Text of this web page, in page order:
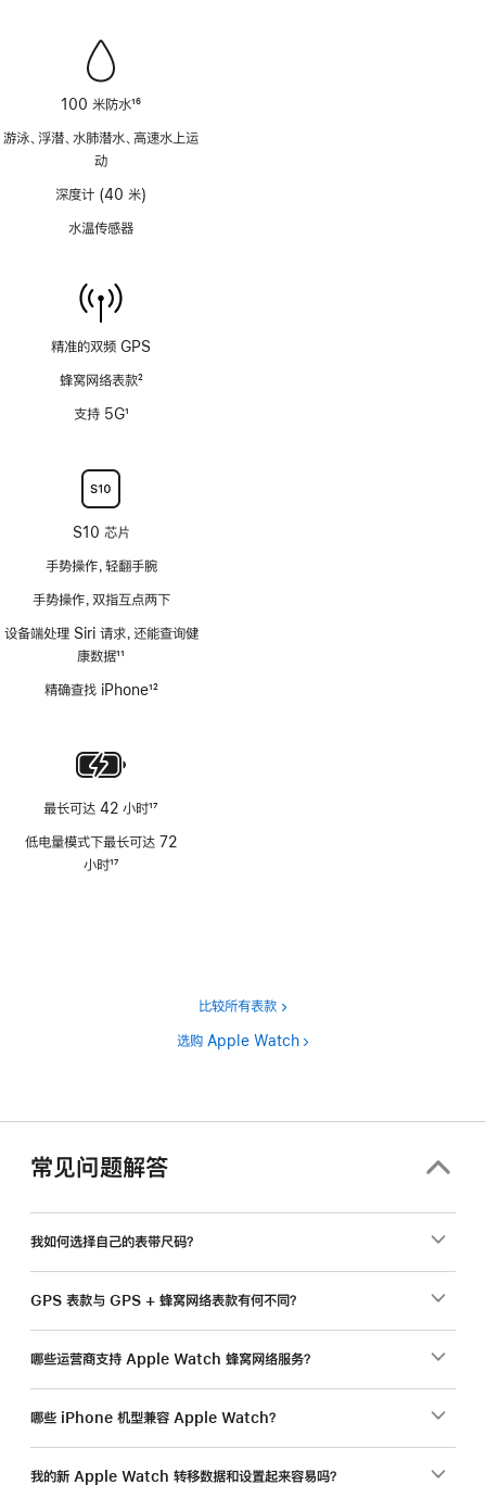
100 米防水16
游泳、浮潜、水肺潜水、高速水上运
动
深度计 (40 米)
水温传感器
精准的双频 GPS
蜂窝网络表款2
支持 5G1
S10 芯片
手势操作，轻翻手腕
手势操作，双指互点两下
设备端处理 Siri 请求，还能查询健
康数据11
精确查找 iPhone12
最长可达 42 小时17
低电量模式下最长可达 72
小时17
比较所有表款
选购 Apple Watch
常见问题解答
我如何选择自己的表带尺码？
GPS 表款与 GPS + 蜂窝网络表款有何不同？
哪些运营商支持 Apple Watch 蜂窝网络服务？
哪些 iPhone 机型兼容 Apple Watch？
我的新 Apple Watch 转移数据和设置起来容易吗？